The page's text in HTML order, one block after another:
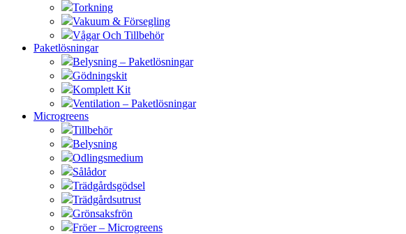
Torkning
Vakuum & Försegling
Vågar Och Tillbehör
Paketlösningar
Belysning – Paketlösningar
Gödningskit
Komplett Kit
Ventilation – Paketlösningar
Microgreens
Tillbehör
Belysning
Odlingsmedium
Sålådor
Trädgårdsgödsel
Trädgårdsutrust
Grönsaksfrön
Fröer – Microgreens